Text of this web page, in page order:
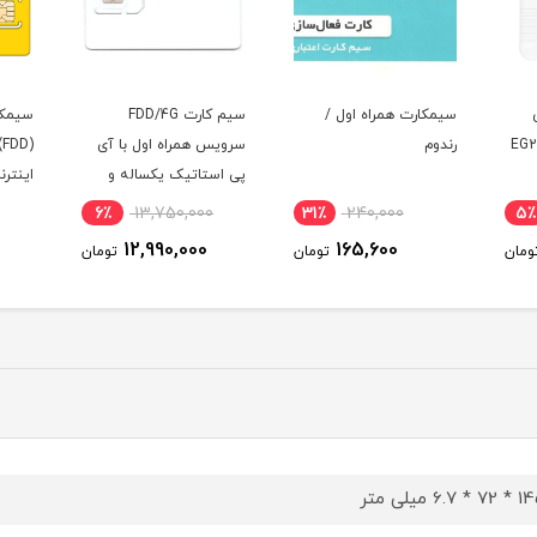
سیم کارت FDD/4G
سرویس همراه اول با آی
500 گیگ اینترنت یکساله
13,750,000 6٪
12,990,000 تومان
سیمکارت مودم ایرانسل
4.5G(FDD)به همراه بسته
اینترنت 120 گیگ سه
ماهه (مخصوص مودم )
3,100,000 7٪
2,890,000 تومان
نت
متر